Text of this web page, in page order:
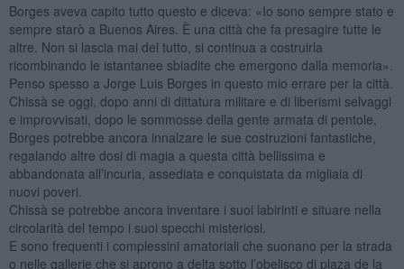
Borges aveva capito tutto questo e diceva: «Io sono sempre stato e
sempre starò a Buenos Aires. È una città che fa presagire tutte le
altre. Non si lascia mai del tutto, si continua a costruirla
ricombinando le istantanee sbiadite che emergono dalla memoria».
Penso spesso a Jorge Luis Borges in questo mio errare per la città.
Chissà se oggi, dopo anni di dittatura militare e di liberismi selvaggi
e improvvisati, dopo le sommosse della gente armata di pentole,
Borges potrebbe ancora innalzare le sue costruzioni fantastiche,
regalando altre dosi di magia a questa città bellissima e
abbandonata all’incuria, assediata e conquistata da migliaia di
nuovi poveri.
Chissà se potrebbe ancora inventare i suoi labirinti e situare nella
circolarità del tempo i suoi specchi misteriosi.
E sono frequenti i complessini amatoriali che suonano per la strada
o nelle gallerie che si aprono a delta sotto l’obelisco di plaza de la